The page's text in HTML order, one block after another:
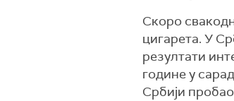
Скоро
цигарета. У
резултати
године у
Србији